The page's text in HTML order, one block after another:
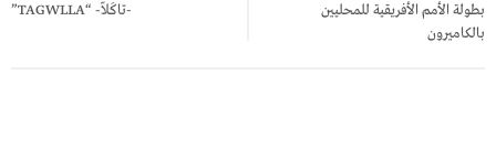
بطولة الأمم الأفريقية للمحليين
بالكاميرون
-تاكَلاّ- “TAGWLLA”